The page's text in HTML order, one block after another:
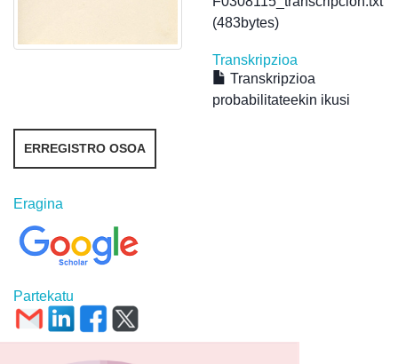
(483bytes)
Transkripzioa
Transkripzioa
probabilitateekin ikusi
ERREGISTRO OSOA
Eragina
Partekatu